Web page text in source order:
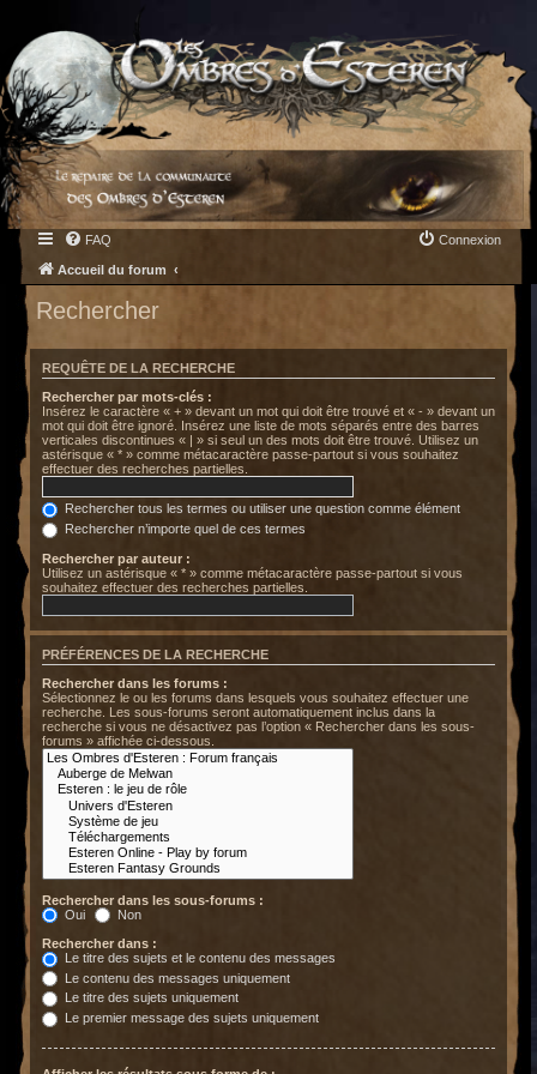
FAQ Connexion
Accueil du forum
Rechercher
REQUÊTE DE LA RECHERCHE
Rechercher par mots-clés :
Insérez le caractère « + » devant un mot qui doit être trouvé et « - » devant un
mot qui doit être ignoré. Insérez une liste de mots séparés entre des barres
verticales discontinues « | » si seul un des mots doit être trouvé. Utilisez un
astérisque « * » comme métacaractère passe-partout si vous souhaitez
effectuer des recherches partielles.
Rechercher tous les termes ou utiliser une question comme élément
Rechercher n’importe quel de ces termes
Rechercher par auteur :
Utilisez un astérisque « * » comme métacaractère passe-partout si vous
souhaitez effectuer des recherches partielles.
PRÉFÉRENCES DE LA RECHERCHE
Rechercher dans les forums :
Sélectionnez le ou les forums dans lesquels vous souhaitez effectuer une
recherche. Les sous-forums seront automatiquement inclus dans la
recherche si vous ne désactivez pas l’option « Rechercher dans les sous-
forums » affichée ci-dessous.
Rechercher dans les sous-forums :
Oui
Non
Rechercher dans :
Le titre des sujets et le contenu des messages
Le contenu des messages uniquement
Le titre des sujets uniquement
Le premier message des sujets uniquement